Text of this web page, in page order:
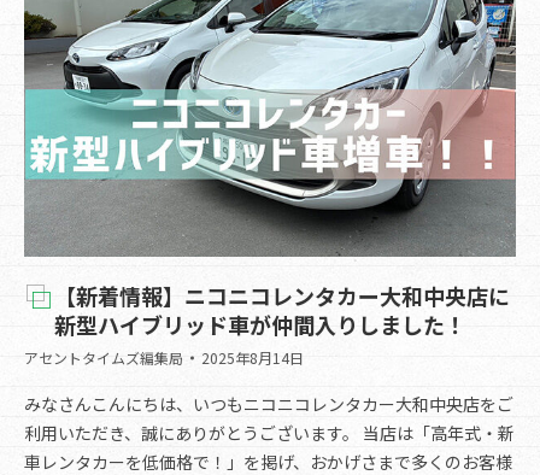
【新着情報】ニコニコレンタカー大和中央店に
新型ハイブリッド車が仲間入りしました！
アセントタイムズ編集局 2025年8月14日
みなさんこんにちは、いつもニコニコレンタカー大和中央店をご
利用いただき、誠にありがとうございます。 当店は「高年式・新
車レンタカーを低価格で！」を掲げ、おかげさまで多くのお客様